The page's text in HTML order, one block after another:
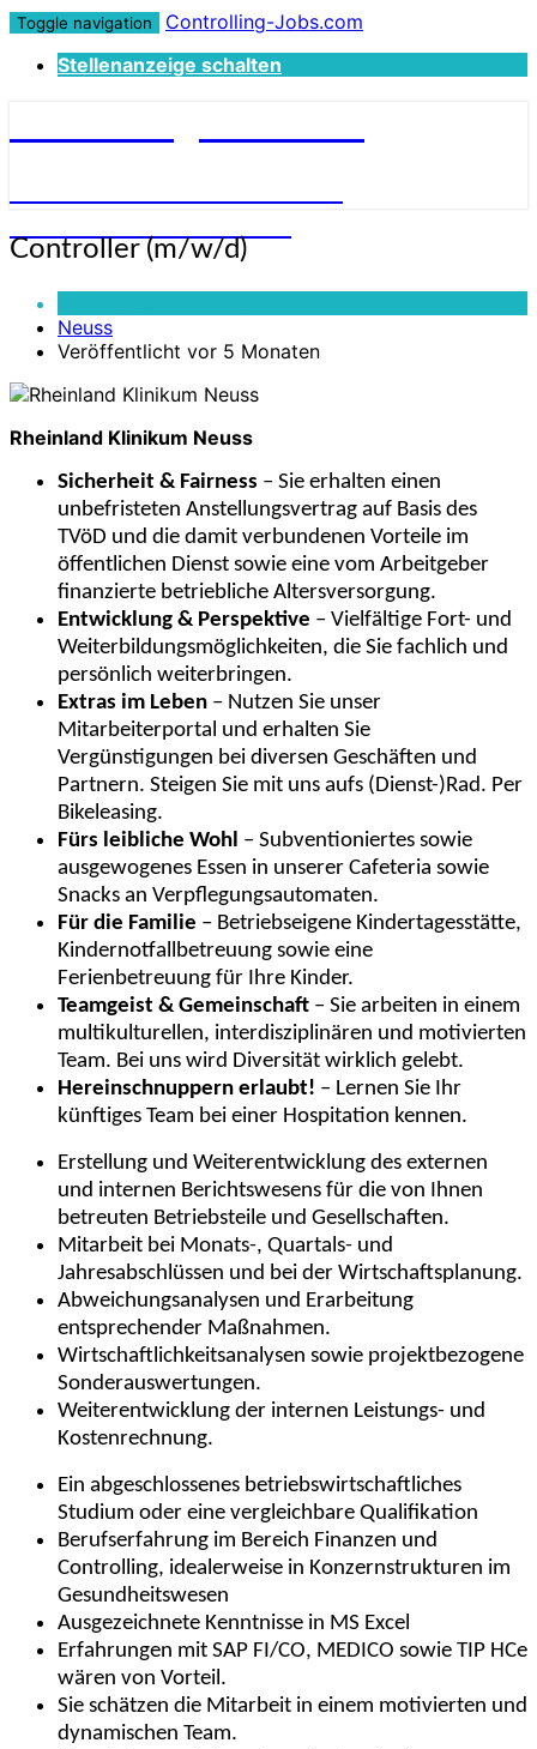
Toggle navigation
Controlling-Jobs.com
Stellenanzeige schalten
Controller
Controller (m/w/d)
Neuss
Veröffentlicht vor 5 Monaten
Rheinland Klinikum Neuss
Sicherheit & Fairness – Sie erhalten einen
unbefristeten Anstellungsvertrag auf Basis des
TVöD und die damit verbundenen Vorteile im
öffentlichen Dienst sowie eine vom Arbeitgeber
finanzierte betriebliche Altersversorgung.
Entwicklung & Perspektive – Vielfältige Fort- und
Weiterbildungsmöglichkeiten, die Sie fachlich und
persönlich weiterbringen.
Extras im Leben – Nutzen Sie unser
Mitarbeiterportal und erhalten Sie
Vergünstigungen bei diversen Geschäften und
Partnern. Steigen Sie mit uns aufs (Dienst-)Rad. Per
Bikeleasing.
Fürs leibliche Wohl – Subventioniertes sowie
ausgewogenes Essen in unserer Cafeteria sowie
Snacks an Verpflegungsautomaten.
Für die Familie – Betriebseigene Kindertagesstätte,
Kindernotfallbetreuung sowie eine
Ferienbetreuung für Ihre Kinder.
Teamgeist & Gemeinschaft – Sie arbeiten in einem
multikulturellen, interdisziplinären und motivierten
Team. Bei uns wird Diversität wirklich gelebt.
Hereinschnuppern erlaubt! – Lernen Sie Ihr
künftiges Team bei einer Hospitation kennen.
Erstellung und Weiterentwicklung des externen
und internen Berichtswesens für die von Ihnen
betreuten Betriebsteile und Gesellschaften.
Mitarbeit bei Monats-, Quartals- und
Jahresabschlüssen und bei der Wirtschaftsplanung.
Abweichungsanalysen und Erarbeitung
entsprechender Maßnahmen.
Wirtschaftlichkeitsanalysen sowie projektbezogene
Sonderauswertungen.
Weiterentwicklung der internen Leistungs- und
Kostenrechnung.
Ein abgeschlossenes betriebswirtschaftliches
Studium oder eine vergleichbare Qualifikation
Berufserfahrung im Bereich Finanzen und
Controlling, idealerweise in Konzernstrukturen im
Gesundheitswesen
Ausgezeichnete Kenntnisse in MS Excel
Erfahrungen mit SAP FI/CO, MEDICO sowie TIP HCe
wären von Vorteil.
Sie schätzen die Mitarbeit in einem motivierten und
dynamischen Team.